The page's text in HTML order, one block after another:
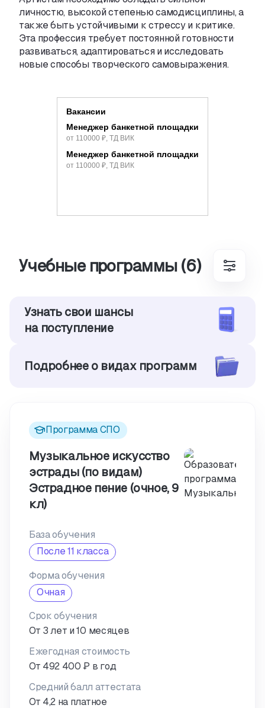
личностю, высокой степенью самодисциплины,а
также быть устойчивыми к стрессу и критике.
Эта профессия требует постоянной готовности
развиваться, адаптироваться и исследовать
новые способы творческого самовыражения.
Вакансии
Менеджер банкетной площадки
от 110000 ₽, ТД ВИК
Менеджер банкетной площадки
от 110000 ₽, ТД ВИК
Учебные программы (6)
Узнать свои шансы
на поступление
Подробнее о видах программ
Программа СПО
Музыкальное искусство
эстрады (по видам)
Эстрадное пение (очное, 9
кл)
База обучения
После 11 класса
Форма обучения
Очная
Срок обучения
От 3 лет и 10 месяцев
Ежегодная стоимость
От 492 400 ₽ в год
Средний балл аттестата
От 4,2 на платное